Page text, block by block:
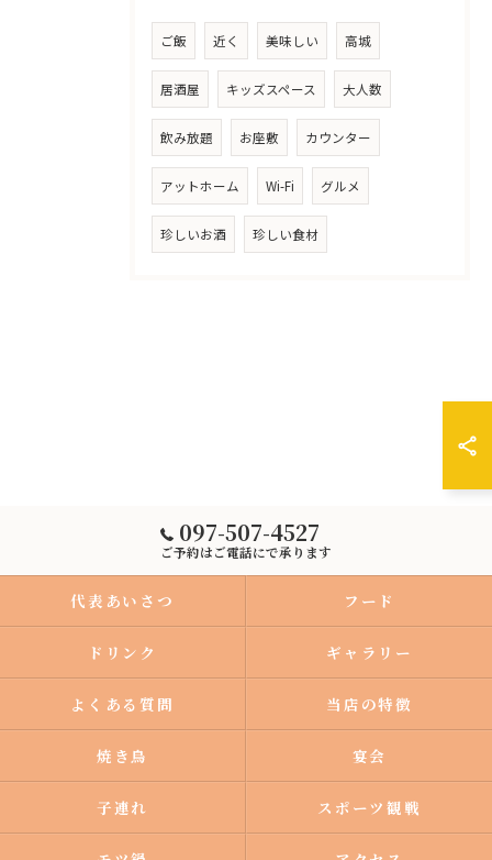
ご飯 近く 美味しい 高城
居酒屋 キッズスペース 大人数
飲み放題 お座敷 カウンター
アットホーム Wi-Fi グルメ
珍しいお酒 珍しい食材
097-507-4527
ご予約はご電話にで承ります
代表あいさつ フード
ドリンク ギャラリー
よくある質問 当店の特徴
焼き鳥 宴会
子連れ スポーツ観戦